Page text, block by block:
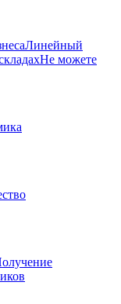
Линейный
Не можете